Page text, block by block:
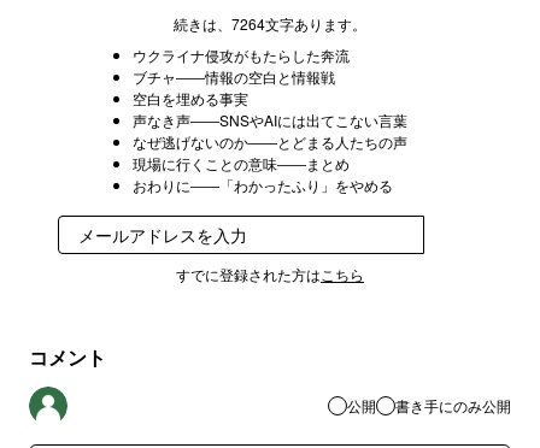
続きは、7264文字あります。
ウクライナ侵攻がもたらした奔流
ブチャ――情報の空白と情報戦
空白を埋める事実
声なき声――SNSやAIには出てこない言葉
なぜ逃げないのか――とどまる人たちの声
現場に行くことの意味――まとめ
おわりに――「わかったふり」をやめる
すでに登録された方は こちら
コメント
公開 書き手にのみ公開